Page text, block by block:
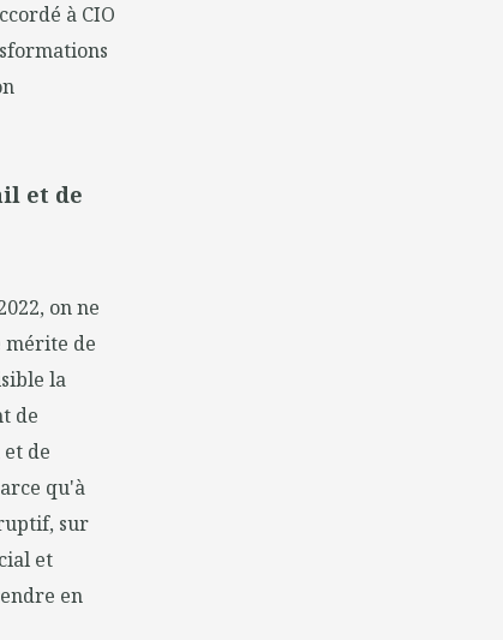
à CIO
et de
on ne
mérite de
la
de
de
qu'à
sur
et
en